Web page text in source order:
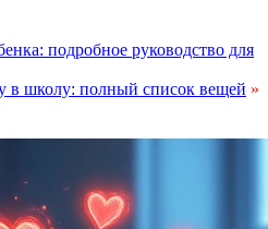
подробное руководство для
в школу: полный список вещей »